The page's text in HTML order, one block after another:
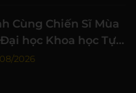
Cùng Chiến Sĩ Mùa
học Khoa học Tự
HCM
2026